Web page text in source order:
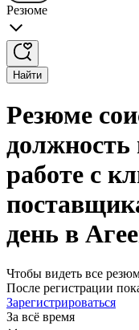
Резюме
Найти
Резюме
должность
работе с
день в
Чтобы видеть все
После регистрации
Зарегистрироваться
За всё время